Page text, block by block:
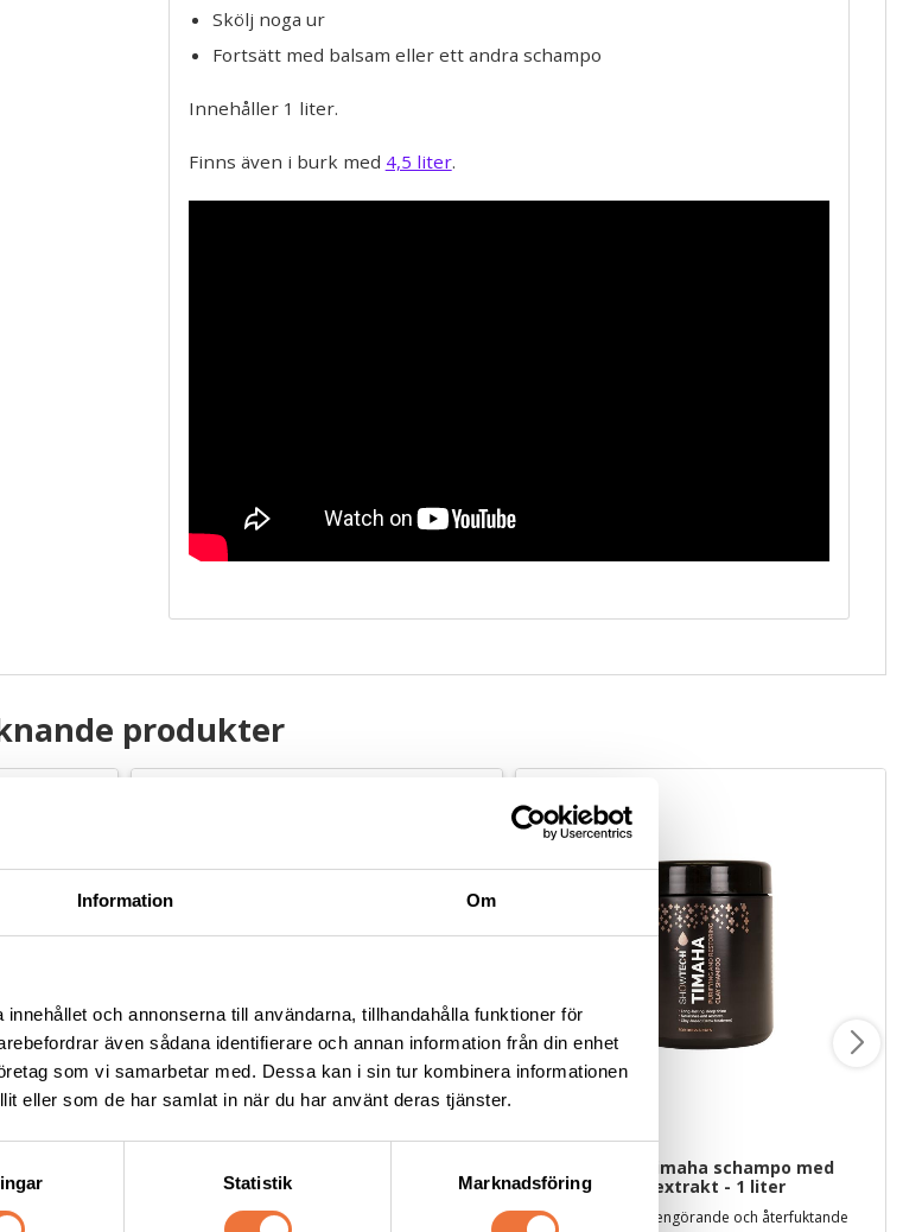
Information Om
och annonserna till användarna, tillhandahålla funktioner för
även sådana identifierare och annan information från din enhet
som vi samarbetar med. Dessa kan i sin tur kombinera informationen
eller som de har samlat in när du har använt deras tjänster.
Statistik Marknadsföring
Skölj noga ur
Fortsätt med balsam eller ett andra schampo
Innehåller 1 liter.
Finns även i burk med 4,5 liter.
produkter
- 4,5 liter
Djuprengörande och högkoncentrerat
Show Tech+ Timaha schampo med
lera och fruktextrakt - 1 liter
Lyxigt, extra djuprengörande och återfuktande